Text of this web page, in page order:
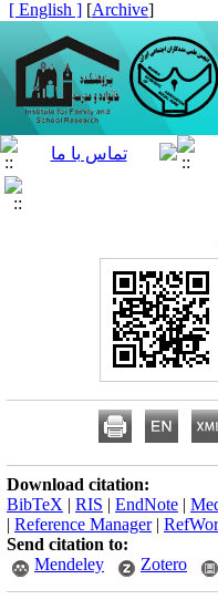
[
Archive
]
[ English ]
Download citation:
BibTeX | RIS | EndNote |
| Reference Manager|
Send citation to:
Mendeley
Zotero